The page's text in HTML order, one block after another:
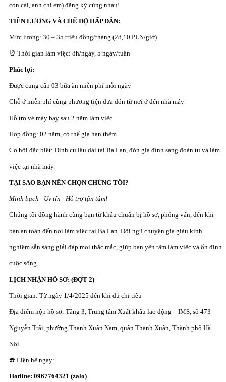
con cái, anh chị em) đăng ký cùng nhau!
TIỀN LƯƠNG VÀ CHẾ ĐỘ HẤP DẪN:
Mức lương: 30 – 35 triệu đồng/tháng (28,10 PLN/giờ)
⏰ Thời gian làm việc: 8h/ngày, 5 ngày/tuần
Phúc lợi:
Được cung cấp 03 bữa ăn miễn phí mỗi ngày
Chỗ ở miễn phí cùng phương tiện đưa đón từ nơi ở đến nhà máy
Hỗ trợ vé máy bay sau 2 năm làm việc
Hợp đồng: 02 năm, có thể gia hạn thêm
Cơ hội đặc biệt: Định cư lâu dài tại Ba Lan, đón gia đình sang đoàn tụ và làm
việc tại nhà máy.
TẠI SAO BẠN NÊN CHỌN CHÚNG TÔI?
Minh bạch - Uy tín - Hỗ trợ tận tâm!
Chúng tôi đồng hành cùng bạn từ khâu chuẩn bị hồ sơ, phỏng vấn, đến khi
bạn an toàn đến nơi làm việc tại Ba Lan. Đội ngũ chuyên gia giàu kinh
nghiệm sẵn sàng giải đáp mọi thắc mắc, giúp bạn yên tâm làm việc và ổn định
cuộc sống.
LỊCH NHẬN HỒ SƠ: (ĐỢT 2)
Thời gian: Từ ngày 1/4/2025 đến khi đủ chỉ tiêu
Địa điểm nộp hồ sơ: Tầng 3, Trung tâm Xuất khẩu lao động – IMS, số 473
Nguyễn Trãi, phường Thanh Xuân Nam, quận Thanh Xuân, Thành phố Hà
Nội
☎️ Liên hệ ngay:
Hotline: 0967764321 (zalo)